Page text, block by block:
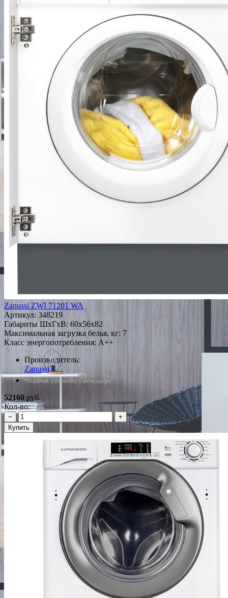
Zanussi ZWI 71201 WA
Артикул: 348219
Габариты ШxГxВ: 60x56x82
Максимальная загрузка белья, кг: 7
Класс энергопотребления: A++
Производитель:
Zanussi
*Наличие уточняйте у менеджера
52160 руб.
Кол-во:
−
+
Купить